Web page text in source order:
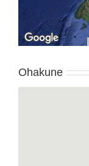
Ohakune